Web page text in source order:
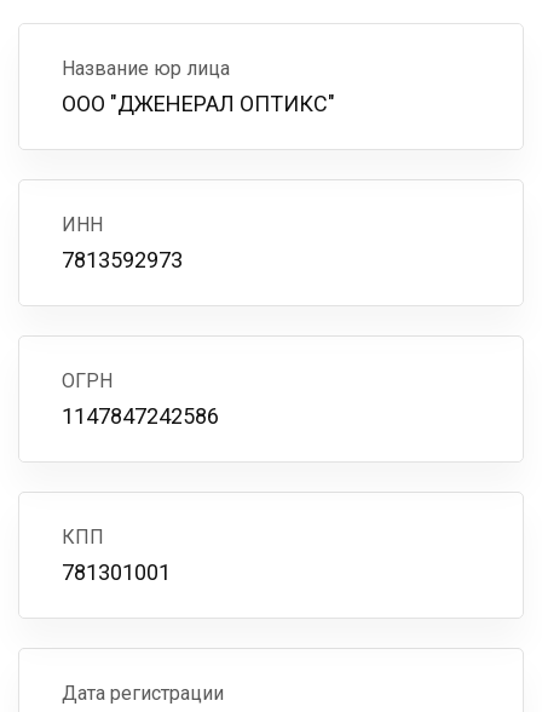
Название юр лица
ООО "ДЖЕНЕРАЛ ОПТИКС"
ИНН
7813592973
ОГРН
1147847242586
КПП
781301001
Дата регистрации